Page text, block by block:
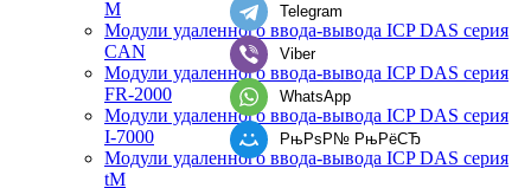
M
Модули удаленного ввода-вывода ICP DAS серия
CAN
Модули удаленного ввода-вывода ICP DAS серия
FR-2000
Модули удаленного ввода-вывода ICP DAS серия
I-7000
Модули удаленного ввода-вывода ICP DAS серия
tM
Telegram
Viber
WhatsApp
РњРѕР№ РњРёСЂ